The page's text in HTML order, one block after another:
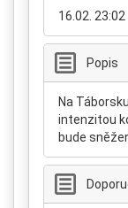
16.02.
Popis
Na
intenzitou
bude